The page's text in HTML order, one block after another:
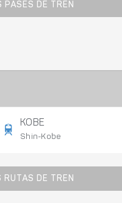
PASES DE TREN
KOBE
Shin-Kobe
RUTAS DE TREN